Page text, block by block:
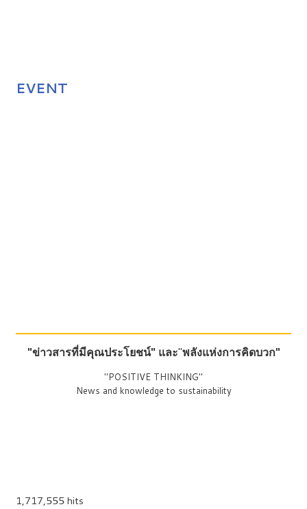
EVENT
"ข่าวสารที่มีคุณประโยชน์" และ"พลังแห่งการคิดบวก"
"POSITIVE THINKING"
News and knowledge to sustainability
1,717,555 hits